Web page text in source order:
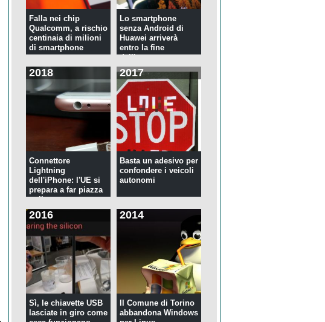
Falla nei chip
Qualcomm, a rischio
centinaia di milioni
di smartphone
Lo smartphone
senza Android di
Huawei arriverà
entro la fine
dell'anno
2018
Connettore
Lightning
dell'iPhone: l'UE si
prepara a far piazza
pulita
2017
Basta un adesivo per
confondere i veicoli
autonomi
2016
Sì, le chiavette USB
lasciate in giro come
2014
Il Comune di Torino
abbandona Windows